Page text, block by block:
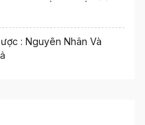
: Nguyên Nhân Và